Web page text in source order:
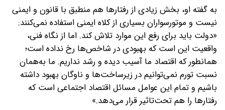
به گفته او، بخش زیادی از رفتارها هم منطبق با قانون و ایمنی
نیست و موتورسواران بسیاری از کلاه ایمنی استفاده نمی‌کنند:
«دولت باید برای رفع این موارد تلاش کند. اما از نگاه فنی،
واقعیت این است که بهبودی در شاخص‌ها رخ نداده است؛
همانطور که اقتصاد ما آسیب دیده و رشد نداریم. ما به‌همان
نسبت تورم نمی‌توانیم در زیرساخت‌ها و ناوگان بهبود داشته
باشیم و تمام این عوامل مسائل اقتصاد اجتماعی است که
رفتارها را هم تحت‌تاثیر قرار می‌دهد.»